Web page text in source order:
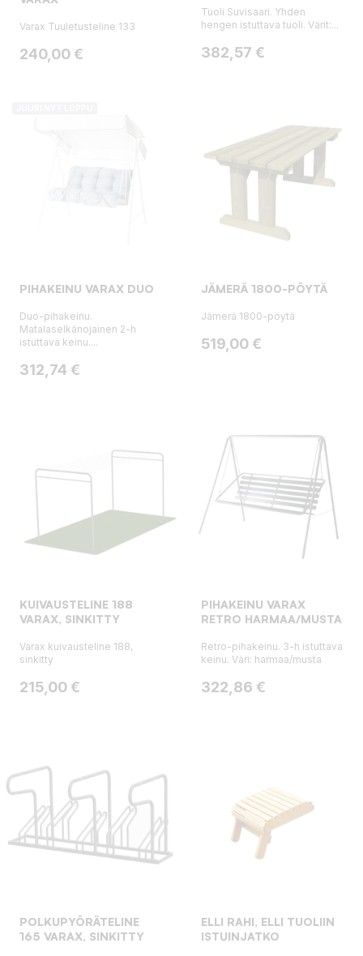
Varax Tuuletusteline 133
Hinta
240,00 €
Tuoli Suvisaari. Yhden
hengen istuttava tuoli. Värit:...
Hinta
382,57 €
PIHAKEINU VARAX DUO
Duo-pihakeinu.
Matalaselkänojainen 2-h
istuttava keinu....
Hinta
312,74 €
JÄMERÄ 1800-PÖYTÄ
Jämerä 1800-pöytä
Hinta
519,00 €
KUIVAUSTELINE 188
VARAX, SINKITTY
Varax kuivausteline 188,
sinkitty
Hinta
215,00 €
PIHAKEINU VARAX
RETRO HARMAA/MUSTA
Retro-pihakeinu. 3-h istuttava
keinu. Väri: harmaa/musta
Hinta
322,86 €
POLKUPYÖRÄTELINE
165 VARAX, SINKITTY
ELLI RAHI, ELLI TUOLIIN
ISTUINJATKO